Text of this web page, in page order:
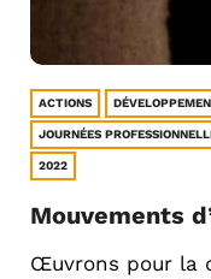
ACTIONS
JOURNÉES
2022
Mouvements
Œuvrons pour la